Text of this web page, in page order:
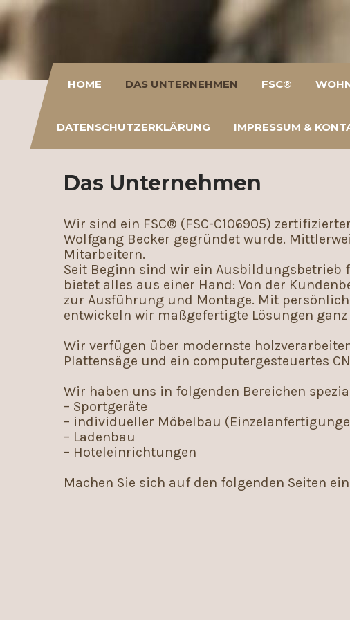
HOME DAS UNTERNEHMEN FSC®
DATENSCHUTZERKLÄRUNG IMPRESSUM &
Das Unternehmen
Wir sind ein FSC® (FSC-C106905)
Wolfgang Becker gegründet wurde.
Mitarbeitern.
Seit Beginn sind wir ein Ausbildungsbetrieb
bietet alles aus einer Hand: Von der
zur Ausführung und Montage. Mit
entwickeln wir maßgefertigte Lösungen
Wir verfügen über modernste
Plattensäge und ein computergesteuertes
Wir haben uns in folgenden Bereichen
– Sportgeräte
– individueller Möbelbau
– Ladenbau
– Hoteleinrichtungen
Machen Sie sich auf den folgenden Seiten